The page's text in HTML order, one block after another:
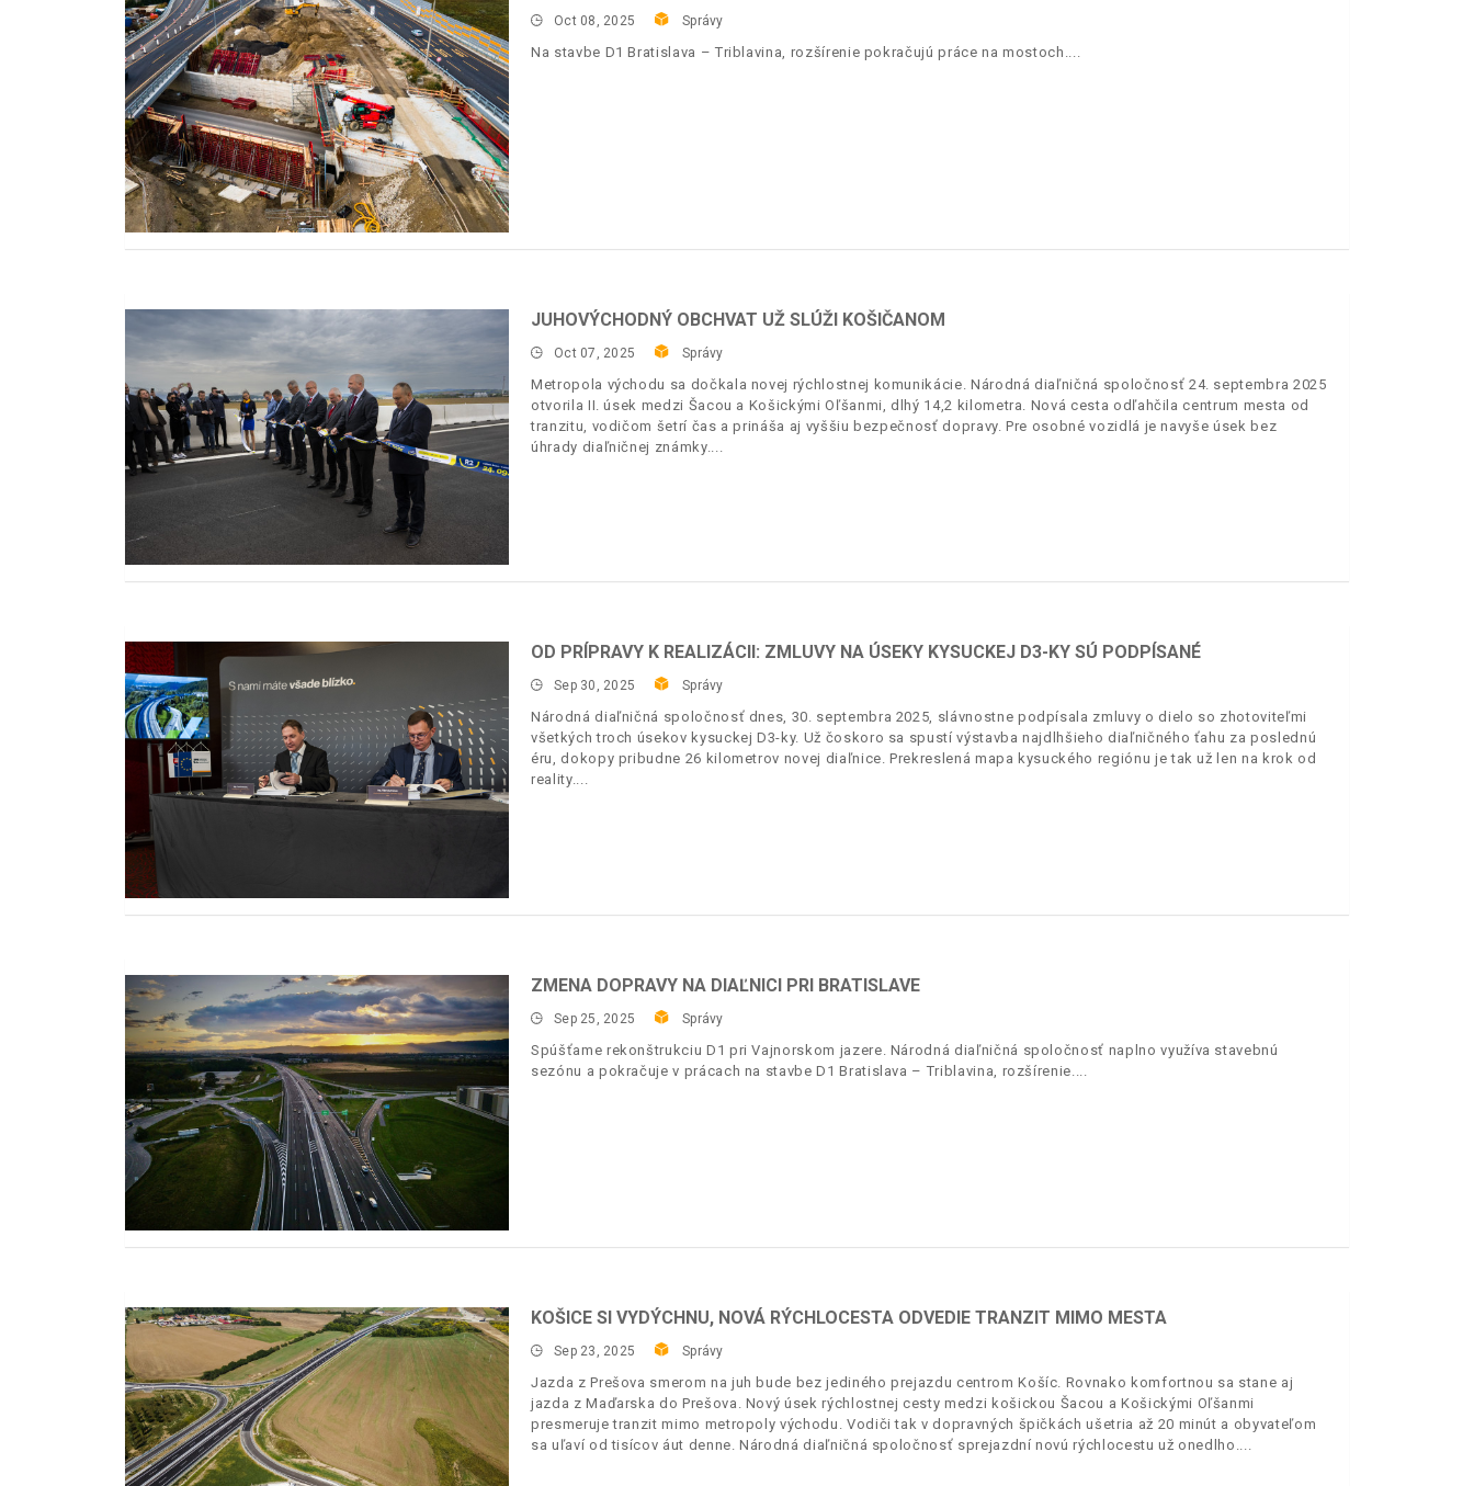
Oct 08, 2025 Správy
Na stavbe D1 Bratislava – Triblavina, rozšírenie pokračujú práce na mostoch.
JUHOVÝCHODNÝ OBCHVAT UŽ SLÚŽI KOŠIČANOM
Oct 07, 2025 Správy
Metropola východu sa dočkala novej rýchlostnej komunikácie. Národná diaľničná spoločnosť 24. septembra 2025
otvorila II. úsek medzi Šacou a Košickými Oľšanmi, dlhý 14,2 kilometra. Nová cesta odľahčila centrum mesta od
tranzitu, vodičom šetrí čas a prináša aj vyššiu bezpečnosť dopravy. Pre osobné vozidlá je navyše úsek bez
úhrady diaľničnej známky.
OD PRÍPRAVY K REALIZÁCII: ZMLUVY NA ÚSEKY KYSUCKEJ D3-KY SÚ PODPÍSANÉ
Sep 30, 2025 Správy
Národná diaľničná spoločnosť dnes, 30. septembra 2025, slávnostne podpísala zmluvy o dielo so zhotoviteľmi
všetkých troch úsekov kysuckej D3-ky. Už čoskoro sa spustí výstavba najdlhšieho diaľničného ťahu za poslednú
éru, dokopy pribudne 26 kilometrov novej diaľnice. Prekreslená mapa kysuckého regiónu je tak už len na krok od
reality.
ZMENA DOPRAVY NA DIAĽNICI PRI BRATISLAVE
Sep 25, 2025 Správy
Spúšťame rekonštrukciu D1 pri Vajnorskom jazere. Národná diaľničná spoločnosť naplno využíva stavebnú
sezónu a pokračuje v prácach na stavbe D1 Bratislava – Triblavina, rozšírenie.
KOŠICE SI VYDÝCHNU, NOVÁ RÝCHLOCESTA ODVEDIE TRANZIT MIMO MESTA
Sep 23, 2025 Správy
Jazda z Prešova smerom na juh bude bez jediného prejazdu centrom Košíc. Rovnako komfortnou sa stane aj
jazda z Maďarska do Prešova. Nový úsek rýchlostnej cesty medzi košickou Šacou a Košickými Oľšanmi
presmeruje tranzit mimo metropoly východu. Vodiči tak v dopravných špičkách ušetria až 20 minút a obyvateľom
sa uľaví od tisícov áut denne. Národná diaľničná spoločnosť sprejazdní novú rýchlocestu už onedlho.